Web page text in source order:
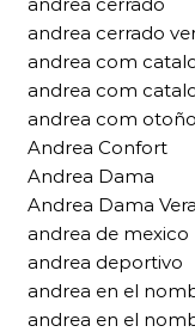
andrea cerrado
andrea com
andrea com
andrea com
Andrea Confort
Andrea Dama
Andrea Dama
andrea de mexico
andrea deportivo
andrea en el
andrea en el